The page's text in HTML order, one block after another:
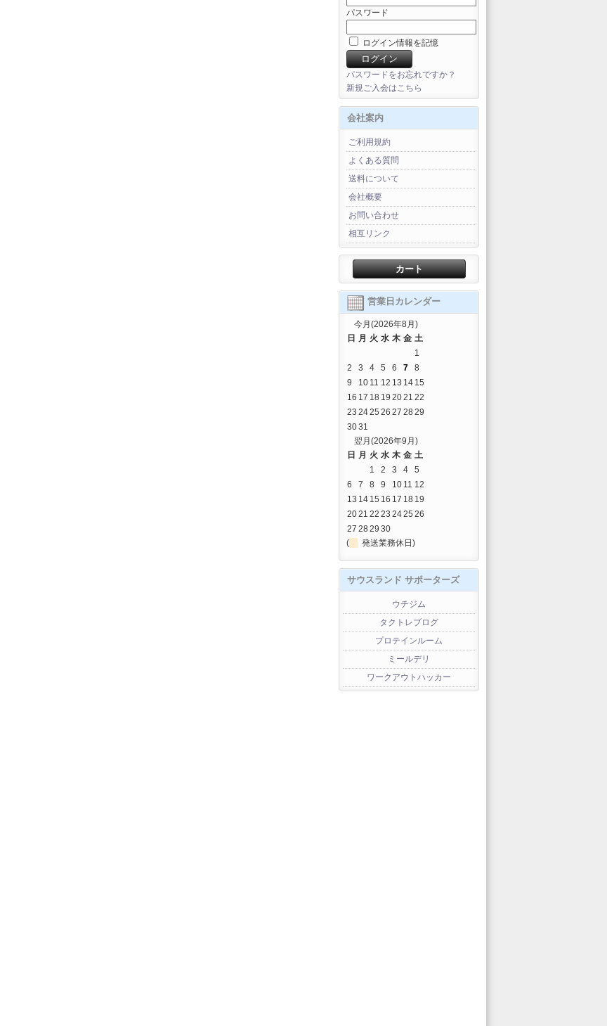
パスワード
ログイン情報を記憶
パスワードをお忘れですか？
新規ご入会はこちら
会社案内
ご利用規約
よくある質問
送料について
会社概要
お問い合わせ
相互リンク
カート
営業日カレンダー
今月(2026年8月)
日 月 火 水 木 金 土
1
2
3 4 5 6 7
8
9
10 11 12 13 14 15
16 17 18 19 2021 22
23 2425 26 27 2829
3031
翌月(2026年9月)
日 月 火 水 木 金 土
1
2 3 4
5
6
7 8 9 10 11 12
13 14 15 16 17 18 19
2021 22 23 2425 26
27 2829 30
(
発送業務休日)
サウスランド サポーターズ
ウチジム
タクトレブログ
プロテインルーム
ミールデリ
ワークアウトハッカー